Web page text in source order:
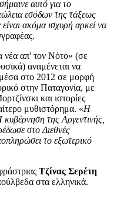
αυτό για το
εσόδων της τάξεως
ακόμα ισχυρή αρκεί να
νέα απ' τον Νότο» (σε
αναμένεται να
μέσα στο 2012 σε μορφή
στην Παταγονία, με
και ιστορίες
μυθιστόρημα. «Η
κυβέρνηση της Αργεντινής,
στο Διεθνές
το εξωτερικό
Τζίνας Σερέτη
στα ελληνικά.